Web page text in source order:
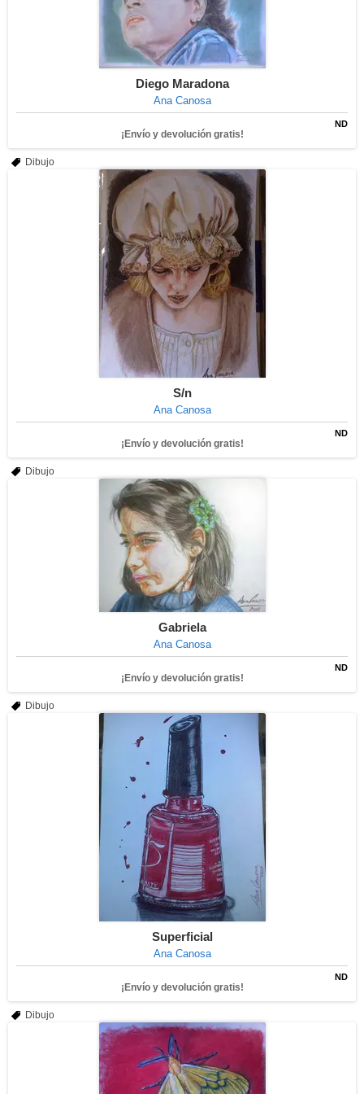
Diego Maradona
Ana Canosa
ND
¡Envío y devolución gratis!
Dibujo
S/n
Ana Canosa
ND
¡Envío y devolución gratis!
Dibujo
Gabriela
Ana Canosa
ND
¡Envío y devolución gratis!
Dibujo
Superficial
Ana Canosa
ND
¡Envío y devolución gratis!
Dibujo